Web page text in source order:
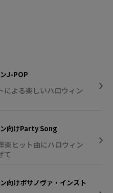
J-POP
による楽しいハロウィン
向けParty Song
楽ヒット曲にハロウィン
て
向けボサノヴァ・インスト